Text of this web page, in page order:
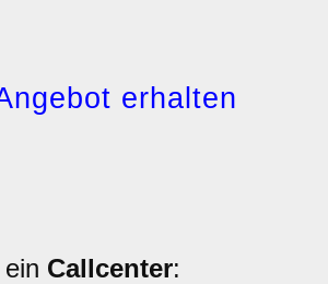
erhalten
ein Callcenter: